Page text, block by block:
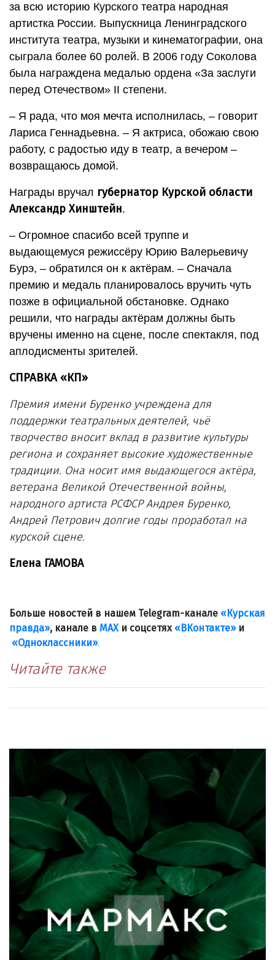
за всю историю Курского театра народная
артистка России. Выпускница Ленинградского
института театра, музыки и кинематографии, она
сыграла более 60 ролей. В 2006 году Соколова
была награждена медалью ордена «За заслуги
перед Отечеством» II степени.
– Я рада, что моя мечта исполнилась, – говорит
Лариса Геннадьевна. – Я актриса, обожаю свою
работу, с радостью иду в театр, а вечером –
возвращаюсь домой.
Награды вручал губернатор Курской области
Александр Хинштейн.
– Огромное спасибо всей труппе и
выдающемуся режиссёру Юрию Валерьевичу
Бурэ, – обратился он к актёрам. – Сначала
премию и медаль планировалось вручить чуть
позже в официальной обстановке. Однако
решили, что награды актёрам должны быть
вручены именно на сцене, после спектакля, под
аплодисменты зрителей.
СПРАВКА «КП»
Премия имени Буренко учреждена для
поддержки театральных деятелей, чьё
творчество вносит вклад в развитие культуры
региона и сохраняет высокие художественные
традиции. Она носит имя выдающегося актёра,
ветерана Великой Отечественной войны,
народного артиста РСФСР Андрея Буренко,
Андрей Петрович долгие годы проработал на
курской сцене.
Елена ГАМОВА
Больше новостей в нашем Telegram-канале «Курская
правда», канале в МАХи соцсетях «ВКонтакте»и
«Одноклассники».
Читайте также